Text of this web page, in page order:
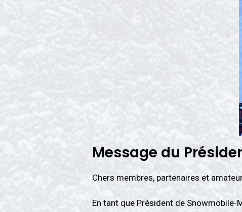
Message du
Chers membres, partenaires et
En tant que Président de Snowmobile-